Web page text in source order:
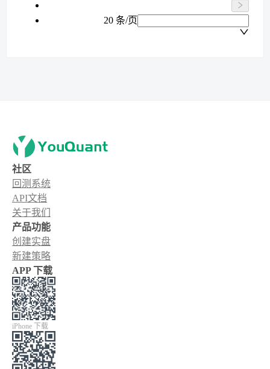
20 条/页
社区
回测系统
API文档
关于我们
产品功能
创建实盘
新建策略
APP 下载
iPhone 下载